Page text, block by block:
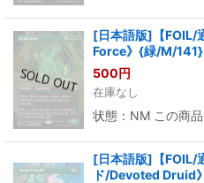
[日本語版]【FOIL/
Force》{緑/M/
500円
在庫なし
状態：NM この商品
[日本語版]【FOIL/
ド/Devoted Druid